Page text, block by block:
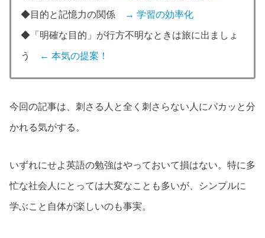
◆目的と記憶力の関係 → 学習の効率化
◆「明確な目的」が行方不明なときは旅に出ましょ
う ← 本気の提案！
今回の記事は、刺さる人と全く刺さらない人にパカッと分
かれる気がする。
いずれにせよ英語の勉強はやっておいて損はない。特に多
忙な社会人にとっては大変なことも多いが、シンプルに
学ぶこと自体が楽しいのも事実。